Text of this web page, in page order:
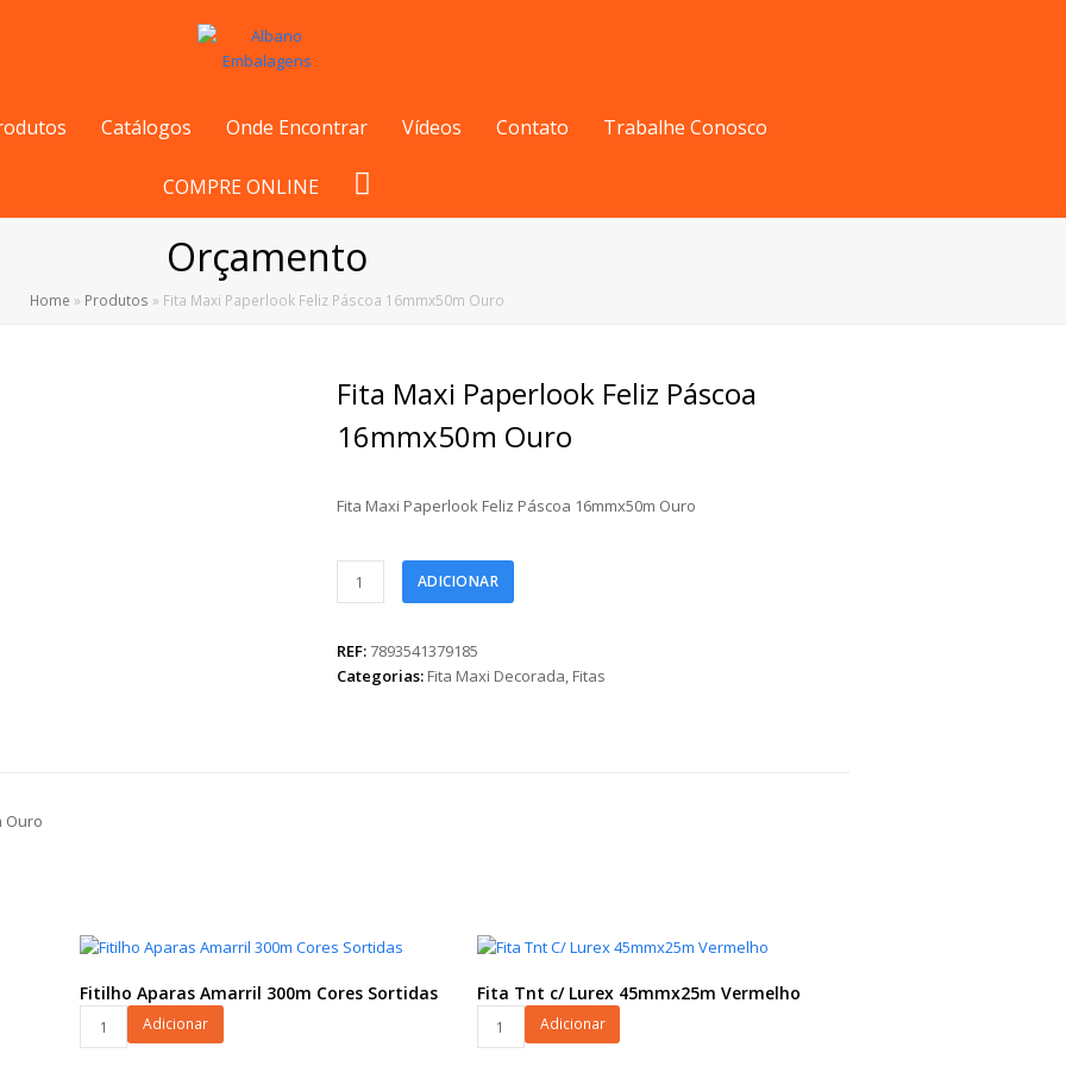
Catálogos Onde Encontrar Vídeos Contato Trabalhe Conosco
COMPRE ONLINE
Orçamento
Home » Produtos » Fita Maxi Paperlook Feliz Páscoa 16mmx50m Ouro
Fita Maxi Paperlook Feliz Páscoa
16mmx50m Ouro
Fita Maxi Paperlook Feliz Páscoa 16mmx50m Ouro
Feliz
Páscoa
ADICIONAR
REF:7893541379185
Categorias: Fita Maxi Decorada, Fitas
Ouro
Fitilho Aparas Amarril 300m Cores Sortidas
Aparas
Adicionar
Fita Tnt c/ Lurex 45mmx25m Vermelho
Adicionar